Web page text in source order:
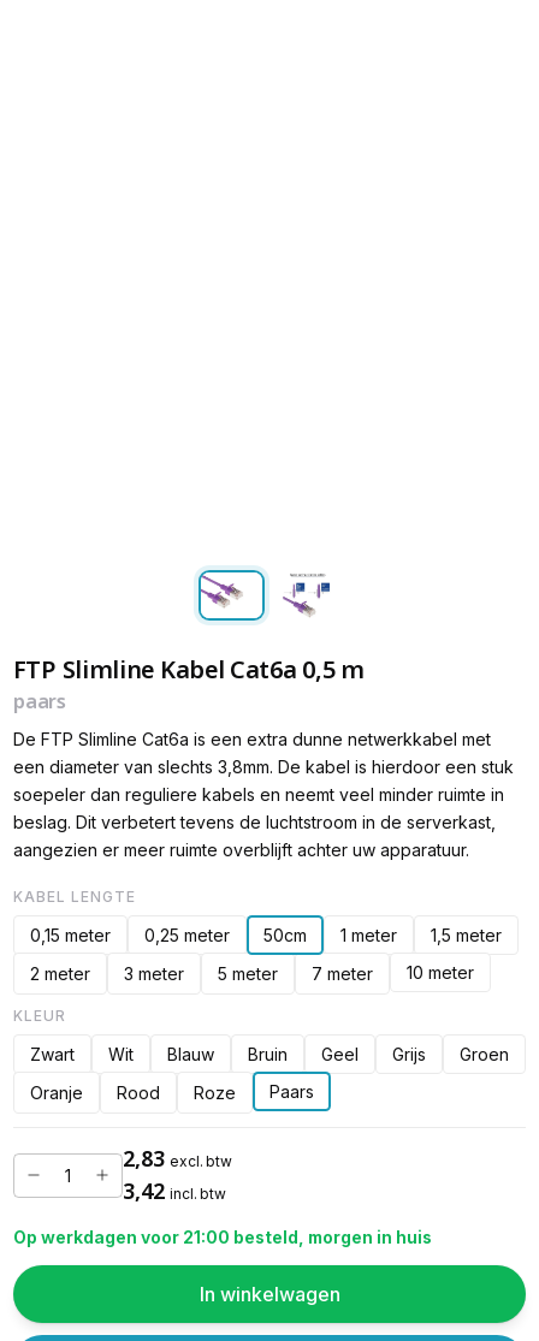
FTP Slimline Kabel Cat6a 0,5 m
paars
De FTP Slimline Cat6a is een extra dunne netwerkkabel met
een diameter van slechts 3,8mm. De kabel is hierdoor een stuk
soepeler dan reguliere kabels en neemt veel minder ruimte in
beslag. Dit verbetert tevens de luchtstroom in de serverkast,
aangezien er meer ruimte overblijft achter uw apparatuur.
KABEL LENGTE
0,15 meter 0,25 meter 50cm 1 meter
1,5 meter
2 meter
3 meter 5 meter 7 meter 10 meter
KLEUR
Zwart Wit Blauw Bruin Geel Grijs
Groen
Oranje
Rood Roze Paars
2,83 excl. btw
3,42 incl. btw
Op werkdagen voor 21:00 besteld, morgen in huis
In winkelwagen